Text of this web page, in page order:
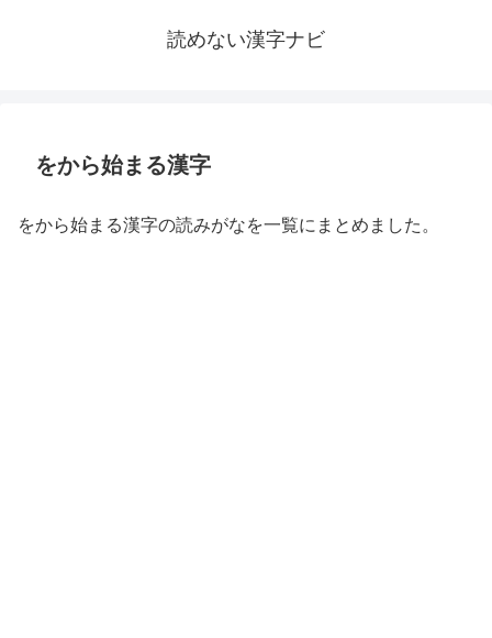
読めない漢字ナビ
をから始まる漢字
をから始まる漢字の読みがなを一覧にまとめました。